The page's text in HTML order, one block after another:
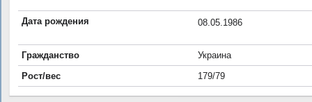
Дата рождения 08.05.1986
Гражданство
Украина
Рост/вес
179/79